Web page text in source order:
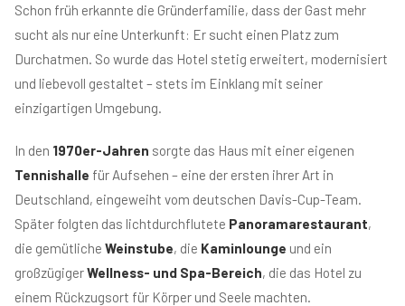
Schon früh erkannte die Gründerfamilie, dass der Gast mehr
sucht als nur eine Unterkunft: Er sucht einen Platz zum
Durchatmen. So wurde das Hotel stetig erweitert, modernisiert
und liebevoll gestaltet – stets im Einklang mit seiner
einzigartigen Umgebung.
In den 1970er-Jahren sorgte das Haus mit einer eigenen
Tennishalle für Aufsehen – eine der ersten ihrer Art in
Deutschland, eingeweiht vom deutschen Davis-Cup-Team.
Später folgten das lichtdurchflutete Panoramarestaurant,
die gemütlicheWeinstube, die Kaminlounge und ein
großzügigerWellness- und Spa-Bereich, die das Hotel zu
einem Rückzugsort für Körper und Seele machten.